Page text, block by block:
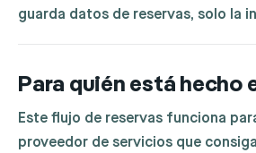
guarda datos de reservas, solo la
Para quién está hecho
Este flujo de reservas funciona
proveedor de servicios que